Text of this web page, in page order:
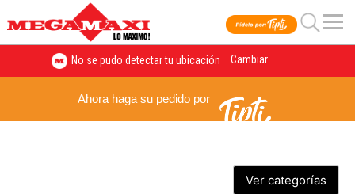
No se pudo detectar tu ubicación Cambiar
Ofertas
Ahora haga su pedido por
Ver categorías